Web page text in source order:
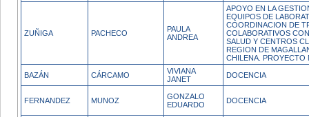
ZUÑIGA PACHECO
PAULA
ANDREA
APOYO EN LA
EQUIPOS DE
COORDINACION DE
COLABORATIVOS
SALUD Y CENTROS
REGION DE
CHILENA. PROYECTO
BAZÁN CÁRCAMO
VIVIANA
JANET
DOCENCIA
FERNANDEZ MUNOZ
GONZALO
EDUARDO
DOCENCIA